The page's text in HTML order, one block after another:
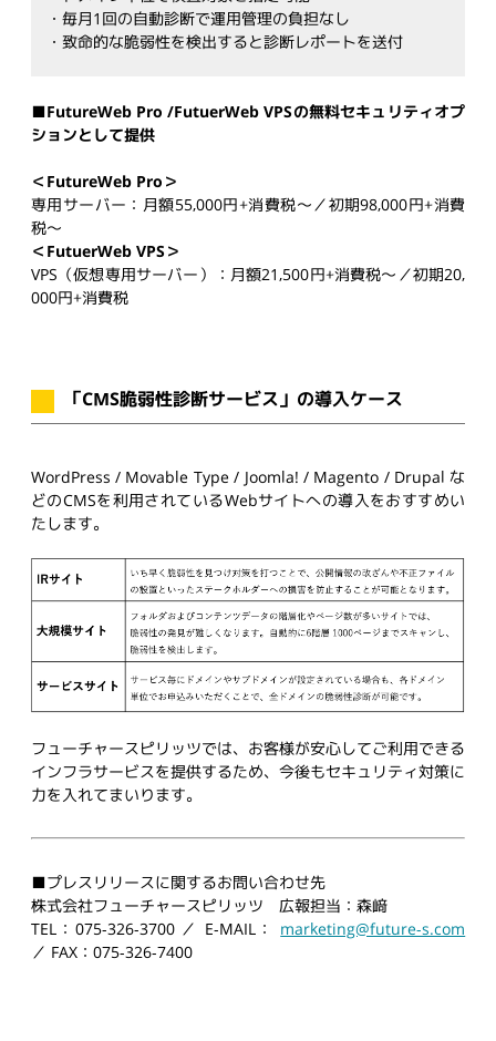
・毎月1回の自動診断で運用管理の負担なし
・致命的な脆弱性を検出すると診断レポートを送付
■FutureWeb Pro /FutuerWeb VPSの無料セキュリティオプ
ションとして提供
＜FutureWeb Pro＞
専用サーバー：⽉額55,000円+消費税〜／初期98,000円+消費
税〜
＜FutuerWeb VPS＞
VPS（仮想専用サーバー）：⽉額21,500円+消費税〜／初期20,
000円+消費税
「CMS脆弱性診断サービス」の導入ケース
WordPress / Movable Type / Joomla! / Magento / Drupal な
どのCMSを利用されているWebサイトへの導入をおすすめい
たします。
フューチャースピリッツでは、お客様が安心してご利用できる
インフラサービスを提供するため、今後もセキュリティ対策に
力を入れてまいります。
■プレスリリースに関するお問い合わせ先
株式会社フューチャースピリッツ 広報担当：森﨑
TEL：075-326-3700 ／ E-MAIL： marketing@future-s.com
／ FAX：075-326-7400